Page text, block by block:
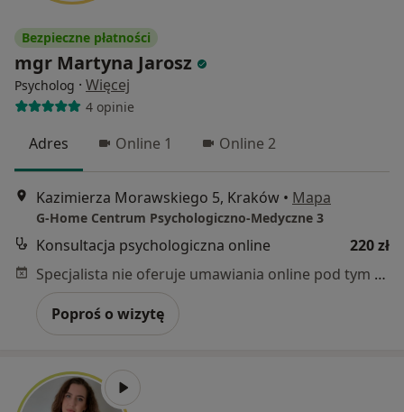
Bezpieczne płatności
mgr Martyna Jarosz
Psycholog · Więcej
4 opinie
Adres Online 1 Online 2
Kazimierza Morawskiego 5, Kraków • Mapa
G-Home Centrum Psychologiczno-Medyczne 3
Konsultacja psychologiczna online
220 zł
Specjalista nie oferuje umawiania online pod tym adresem.
Poproś o wizytę